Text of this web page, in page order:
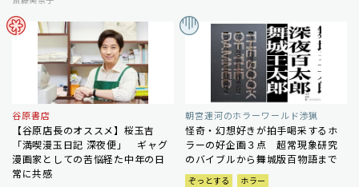
谷原書店
【谷原店長のオススメ】桜玉吉
「満喫漫玉日記 深夜便」 ギャグ
漫画家としての苦悩経た中年の日
常に共感
朝宮運河のホラーワールド渉猟
怪奇・幻想好きが拍手喝采するホ
ラーの好企画３点 超常現象研究
のバイブルから舞城版百物語まで
ぞっとする
ホラー